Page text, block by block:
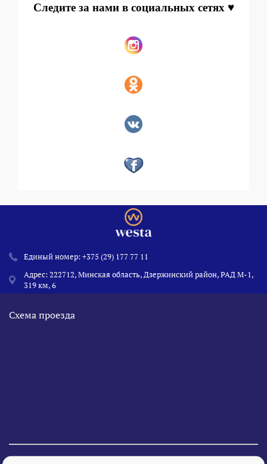
Следите за нами в социальных сетях ♥
Единый номер:+375 (29) 177 77 11
Адрес: 222712, Минская область, Дзержинский район, РАД М-1,
319 км, 6
Схема проезда